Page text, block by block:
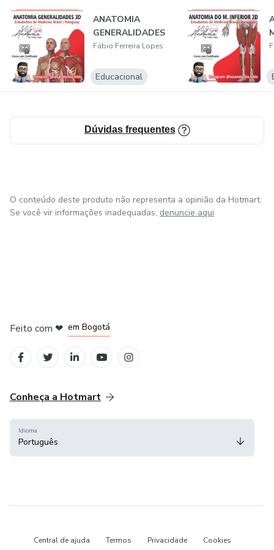
ANATOMIA
GENERALIDADES
Fábio Ferreira Lopes
Educacional
Dúvidas frequentes
O conteúdo deste produto não representa a opinião da Hotmart.
Se você vir informações inadequadas, denuncie aqui
Feito com ❤ em Bogotá
Conheça a Hotmart
Idioma
Português
Central de ajuda Termos Privacidade Cookies